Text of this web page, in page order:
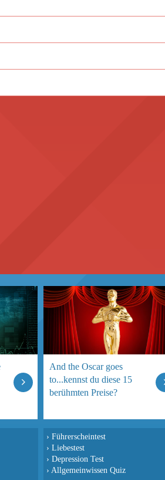
And the Oscar goes
to...kennst du diese 15
berühmten Preise?
› Führerscheintest
› Liebestest
› Depression Test
› Allgemeinwissen Quiz